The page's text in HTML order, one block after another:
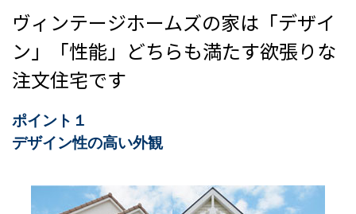
ヴィンテージホームズの家は「デザイ
ン」「性能」どちらも満たす欲張りな
注文住宅です
ポイント１
デザイン性の高い外観